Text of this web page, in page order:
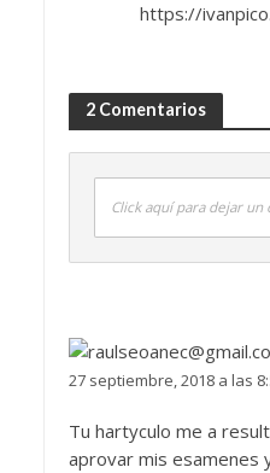
https://
2 Comentarios
Click aquí para dejar un
27 septiembre, 2018 a las
Tu hartyculo me a
aprovar mis esamenes